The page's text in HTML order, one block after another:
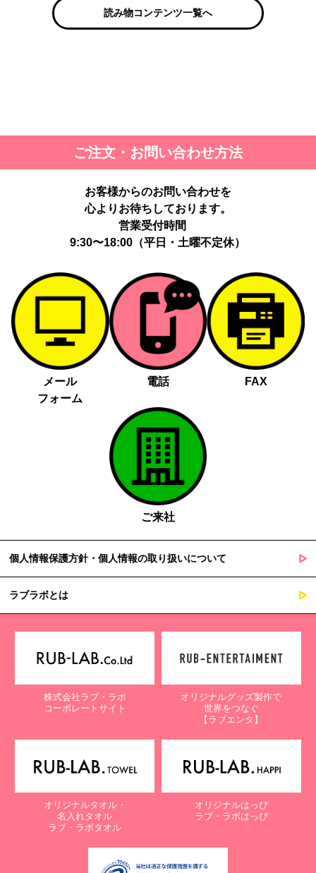
読み物コンテンツ一覧へ
ご注文・お問い合わせ方法
お客様からのお問い合わせを
心よりお待ちしております。
営業受付時間
9:30〜18:00（平日・土曜不定休）
メール
フォーム
電話 FAX
ご来社
個人情報保護方針・個人情報の取り扱いについて
ラブラボとは
株式会社ラブ・ラボ
コーポレートサイト
オリジナルグッズ製作で
世界をつなぐ
【ラブエンタ】
オリジナルタオル・
名入れタオル
ラブ・ラボタオル
オリジナルはっぴ
ラブ・ラボはっぴ